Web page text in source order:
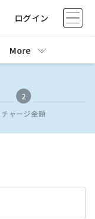
ログイン
More
2
チャージ金額